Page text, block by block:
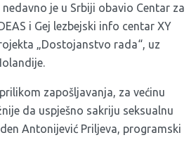
je u Srbiji obavio Centar za
i Gej lezbejski info centar XY
„Dostojanstvo rada“, uz
zapošljavanja, za većinu
da uspješno sakriju seksualnu
Antonijević Priljeva, programski